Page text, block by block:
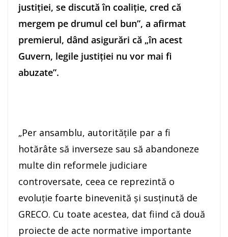
justiţiei, se discută în coaliţie, cred că
mergem pe drumul cel bun”, a afirmat
premierul, dând asigurări că „în acest
Guvern, legile justiţiei nu vor mai fi
abuzate”.
„Per ansamblu, autorităţile par a fi
hotărâte să inverseze sau să abandoneze
multe din reformele judiciare
controversate, ceea ce reprezintă o
evoluţie foarte binevenită şi susţinută de
GRECO. Cu toate acestea, dat fiind că două
proiecte de acte normative importante